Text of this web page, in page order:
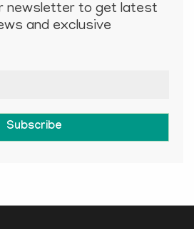
newsletter to get latest
and exclusive
Subscribe